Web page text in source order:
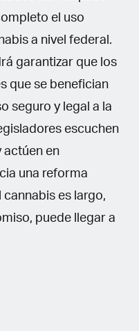
el uso
a nivel federal.
garantizar que los
que se benefician
seguro y legal a la
escuchen
actúen en
una reforma
cannabis es largo,
puede llegar a